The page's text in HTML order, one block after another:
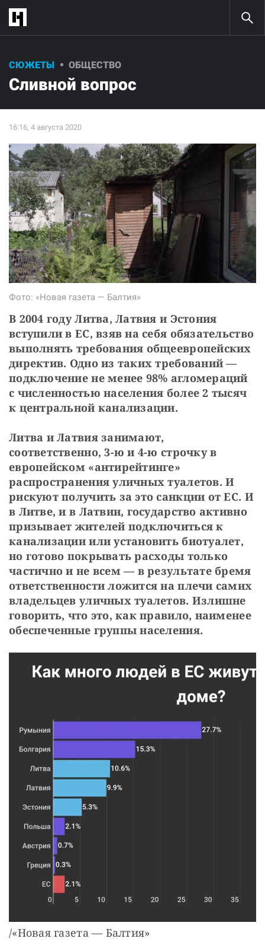
СЮЖЕТЫ ОБЩЕСТВО
Сливной вопрос
Фото: «Новая газета — Балтия»
В 2004 году Литва, Латвия и Эстония
вступили в ЕС, взяв на себя обязательство
выполнять требования общеевропейских
директив. Одно из таких требований —
подключение не менее 98% агломераций
с численностью населения более 2 тысяч
к центральной канализации.
Литва и Латвия занимают,
соответственно, 3-ю и 4-ю строчку в
европейском «антирейтинге»
распространения уличных туалетов. И
рискуют получить за это санкции от ЕС. И
в Литве, и в Латвии, государство активно
призывает жителей подключиться к
канализации или установить биотуалет,
но готово покрывать расходы только
частично и не всем — в результате бремя
ответственности ложится на плечи самих
владельцев уличных туалетов. Излишне
говорить, что это, как правило, наименее
обеспеченные группы населения.
/«Новая газета — Балтия»